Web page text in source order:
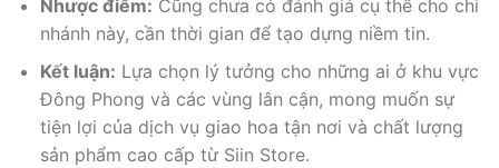
Nhược điểm: Cũng chưa có đánh giá cụ thể cho chi
nhánh này, cần thời gian để tạo dựng niềm tin.
Kết luận: Lựa chọn lý tưởng cho những ai ở khu vực
Đông Phong và các vùng lân cận, mong muốn sự
tiện lợi của dịch vụ giao hoa tận nơi và chất lượng
sản phẩm cao cấp từ Siin Store.